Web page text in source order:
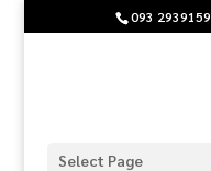
093 2939159
Select Page